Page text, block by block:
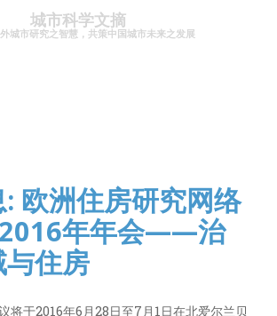
城市科学文摘
城市研究之智慧，共策中国城市未来之发展
欧洲住房研究网络
年年会——治
住房
将于2016年6月28日至7月1日在北爱尔兰贝